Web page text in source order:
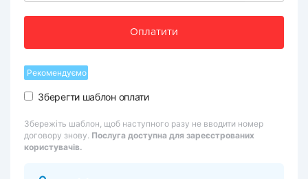
Оплатити
Рекомендуємо
Зберегти шаблон оплати
Збережіть шаблон, щоб наступного разу не вводити номер
договору знову. Послуга доступна для зареєстрованих
користувачів.